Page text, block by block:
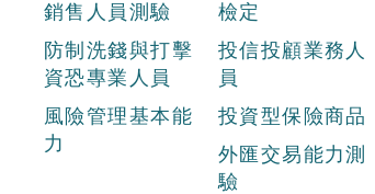
銷售人員測驗
檢定
防制洗錢與打擊
資恐專業人員
投信投顧業務人
員
風險管理基本能
力
投資型保險商品
外匯交易能力測
驗